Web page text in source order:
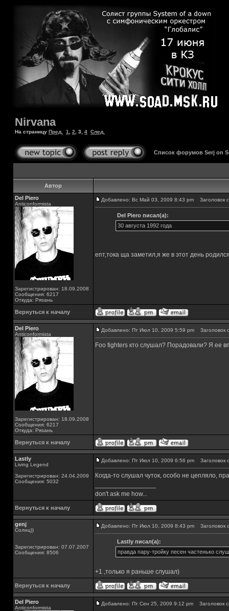
Nirvana
На страницу Пред. 1 2 3 4 След.
Список форумов Serj on
Автор
Del Piero
Аnticonformista
Зарегистрирован: 18.09.2008
Сообщения: 6217
Откуда: Рязань
Добавлено: Вс Май 03, 2009 8:43 pm Заголовок
Del Piero писал(а):
30 августа 1992 года
епт,тока ща заметил,я же в этот день
Вернуться к началу
Del Piero
Аnticonformista
Зарегистрирован: 18.09.2008
Сообщения: 6217
Откуда: Рязань
Добавлено: Пт Июл 10, 2009 5:59 pm Заголовок
Foo fighters кто слушал? Порадовали? Я ее
Вернуться к началу
Lastly
Living Legend
Зарегистрирован: 24.04.2009
Сообщения: 5032
Добавлено: Пт Июл 10, 2009 6:56 pm Заголовок
Когда-то слушал чуток, особо не цепляло,
don't ask me how...
Вернуться к началу
genj
Солнц))
Зарегистрирован: 07.07.2007
Сообщения: 8506
Добавлено: Пт Июл 10, 2009 8:43 pm Заголовок
Lastly писал(а):
правда пару-тройку песен частенько
+1 ,только я раньше слушал)
Вернуться к началу
Del Piero
Аnticonformista
Добавлено: Пт Сен 25, 2009 9:12 pm Заголовок